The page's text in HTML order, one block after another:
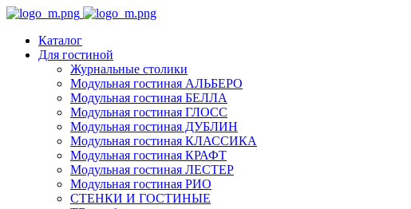
Каталог
Для гостиной
Журнальные столики
Модульная гостиная АЛЬБЕРО
Модульная гостиная БЕЛЛА
Модульная гостиная ГЛОСС
Модульная гостиная ДУБЛИН
Модульная гостиная КЛАССИКА
Модульная гостиная КРАФТ
Модульная гостиная ЛЕСТЕР
Модульная гостиная РИО
СТЕНКИ И ГОСТИНЫЕ